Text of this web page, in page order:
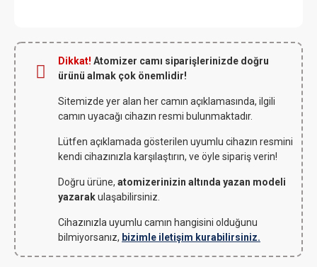
Dikkat! Atomizer camı siparişlerinizde doğru
ürünü almak çok önemlidir!
Sitemizde yer alan her camın açıklamasında, ilgili
camın uyacağı cihazın resmi bulunmaktadır.
Lütfen açıklamada gösterilen uyumlu cihazın resmini
kendi cihazınızla karşılaştırın, ve öyle sipariş verin!
Doğru ürüne, atomizerinizin altında yazan modeli
yazarakulaşabilirsiniz.
Cihazınızla uyumlu camın hangisini olduğunu
bilmiyorsanız, bizimle iletişim kurabilirsiniz.